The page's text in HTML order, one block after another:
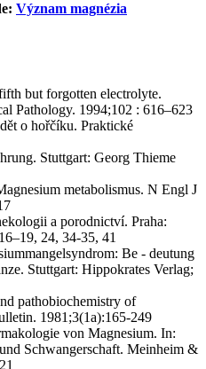
Význam magnézia
but forgotten electrolyte.
Pathology. 1994;102 : 616–623
o hořčíku. Praktické
Stuttgart: Georg Thieme
metabolismus. N Engl J
a porodnictví. Praha:
24, 34-35, 41
Be -⁠ deutung
Stuttgart: Hippokrates Verlag;
pathobiochemistry of
1981;3(1a):165-249
von Magnesium. In:
Schwangerschaft. Meinheim &